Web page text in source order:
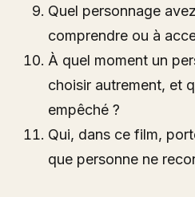
Quel personnage
comprendre ou à
À quel moment un
choisir autrement, et
empêché ?
Qui, dans ce film,
que personne ne